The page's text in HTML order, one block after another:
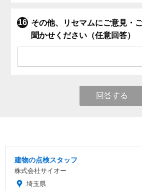
その他、リセマムにご意見・
聞かせください（任意回答）
回答する
建物の点検スタッフ
株式会社サイオー
埼玉県